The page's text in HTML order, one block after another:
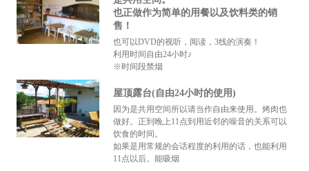
也正做作为简单的用餐以及饮料类的销
售！
也可以DVD的视听，阅读，3线的演奏！
利用时间自由24小时♪
※时间段禁烟
屋顶露台(自由24小时的使用)
因为是共用空间所以请当作自由来使用。烤肉也
做好。正到晚上11点到用近邻的噪音的关系可以
饮食的时间。
如果是用常规的会话程度的利用的话，也能利用
11点以后。能吸烟